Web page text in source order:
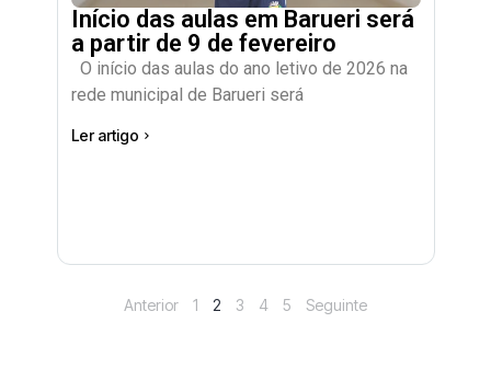
Início das aulas em Barueri será
a partir de 9 de fevereiro
O início das aulas do ano letivo de 2026 na
rede municipal de Barueri será
Ler artigo
Anterior 1 2 3 4 5 Seguinte